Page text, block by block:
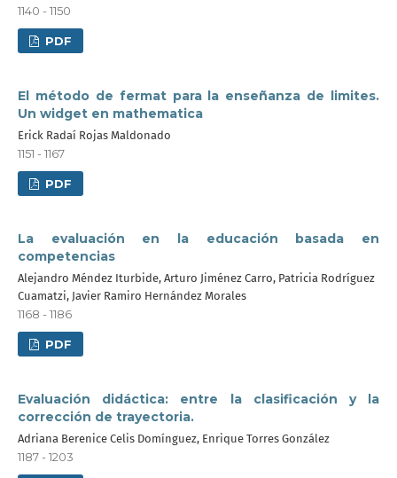
1140 - 1150
PDF
El método de fermat para la enseñanza de limites.
Un widget en mathematica
Erick Radaí Rojas Maldonado
1151 - 1167
PDF
La evaluación en la educación basada en
competencias
Alejandro Méndez Iturbide, Arturo Jiménez Carro, Patricia Rodríguez
Cuamatzi, Javier Ramiro Hernández Morales
1168 - 1186
PDF
Evaluación didáctica: entre la clasificación y la
corrección de trayectoria.
Adriana Berenice Celis Domínguez, Enrique Torres González
1187 - 1203